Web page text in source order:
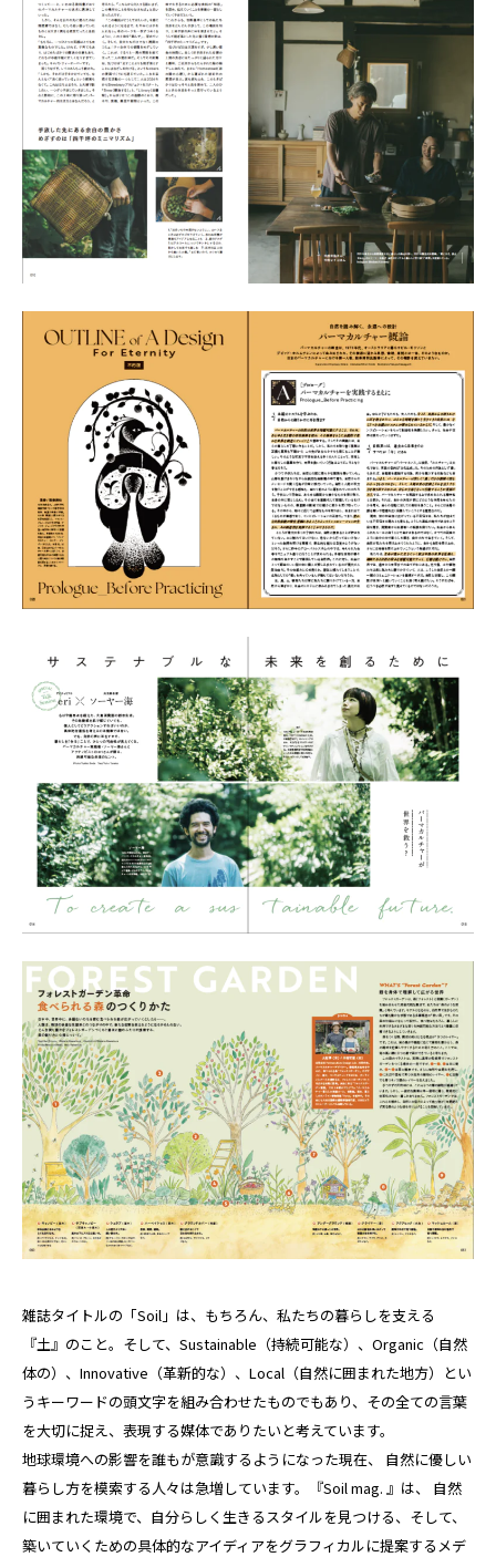
雑誌タイトルの「Soil」は、もちろん、私たちの暮らしを支える
『土』のこと。そして、Sustainable（持続可能な）、Organic（自然
体の）、Innovative（革新的な）、Local（自然に囲まれた地方）とい
うキーワードの頭文字を組み合わせたものでもあり、その全ての言葉
を大切に捉え、表現する媒体でありたいと考えています。
地球環境への影響を誰もが意識するようになった現在、 自然に優しい
暮らし方を模索する人々は急増しています。『Soil mag. 』は、 自然
に囲まれた環境で、自分らしく生きるスタイルを見つける、そして、
築いていくための具体的なアイディアをグラフィカルに提案するメデ